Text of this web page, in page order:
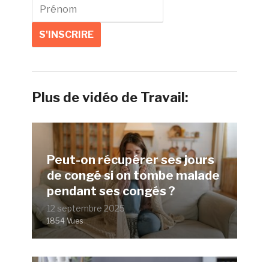
Plus de vidéo de Travail:
Peut-on récupérer ses jours
de congé si on tombe malade
pendant ses congés ?
12 septembre 2025
1854 Vues